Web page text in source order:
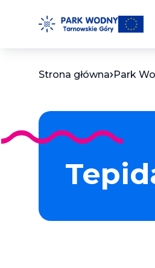
Strona główna Park